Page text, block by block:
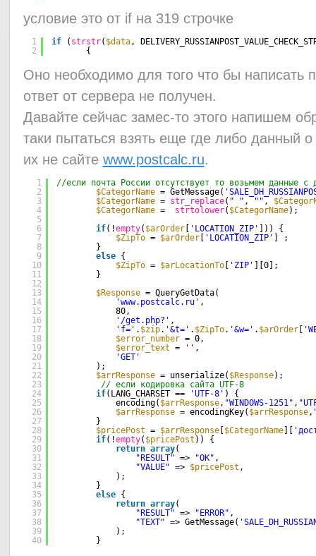
условие это от if на 319 строчке
1
2
if ( strstr( $data,
{
Оно необходимо для того что бы написать
ответ от сервера не получен.
Давайте сейчас замес-то этого напишем
таки пытаться взять еще где либо данный
их не сайте www.postcalc.ru.
1
2
3
4
5
6
7
8
9
10
11
12
13
14
15
16
17
18
19
20
21
22
23
24
25
26
27
28
29
30
31
32
33
34
35
36
37
38
39
40
//если почта России отсутствует то возьмем
$CategorName = GetMessage(
$CategorName = str_replace( " " , "" ,
$CategorName = strtolower( $CategorName
if(!empty( $arOrder[ 'LOCATION_ZIP'
])) {
$ZipTo = $arOrder[ 'LOCATION_ZIP'
] ;
}
else
{
$ZipTo = $arLocationTo[ 'ZIP'
][0];
}
$Response = QueryGetData(
'www.postcalc.ru' ,
80,
'/get.php?' ,
'f=' . $zip. '&t=' . $ZipTo. '&w=' . $arOrder[
$error_number = 0,
$error_text = '' ,
'GET'
);
$arrResponse = unserialize( $Response);
// если кодировка сайта UTF-8
if(LANG_CHARSET == 'UTF-8' ) {
encoding( $arrResponse, "WINDOWS-1251" ,
$arrResponse = encodingKey( $arrResponse,
}
$pricePost = $arrResponse[ $CategorName][
if(!empty( $pricePost ))
return array(
"RESULT" => "OK" ,
"VALUE" => $pricePost ,
);
}
else
{
return array(
"RESULT" => "ERROR" ,
"TEXT" => GetMessage(
);
}